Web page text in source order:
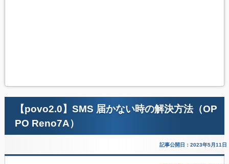
【povo2.0】SMS 届かない時の解決方法（OP
PO Reno7A）
記事公開日：2023年5月11日